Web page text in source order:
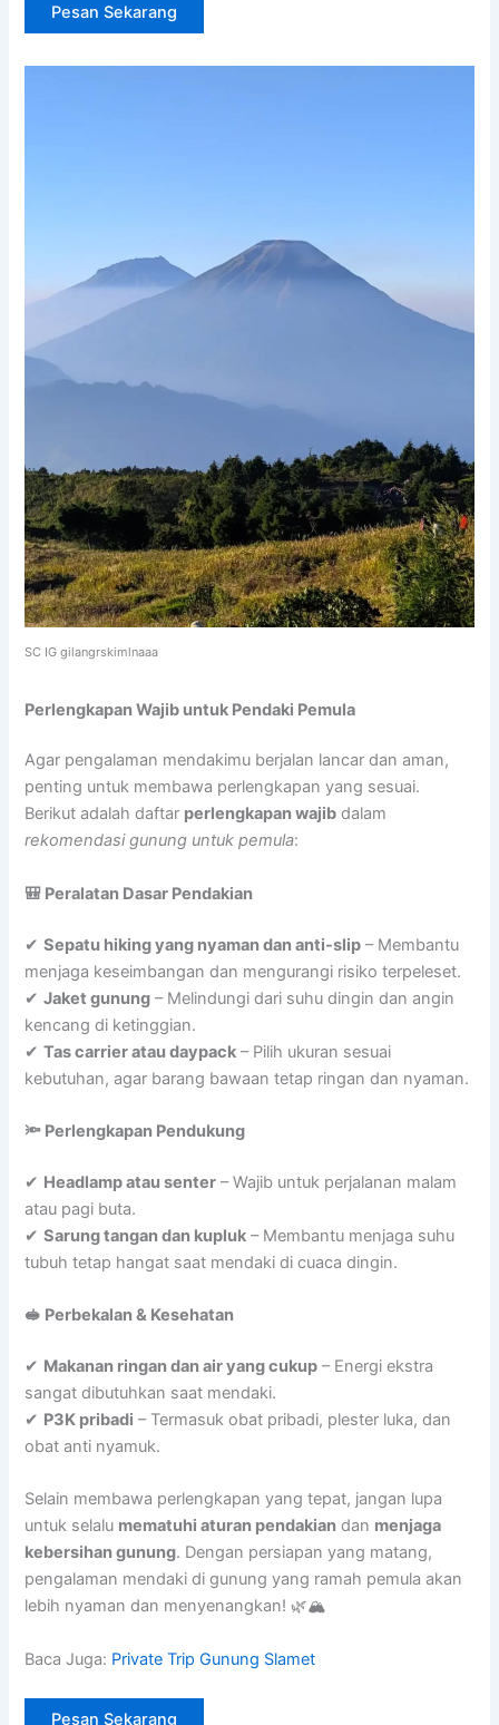
Pesan Sekarang
SC IG gilangrskimlnaaa
Perlengkapan Wajib untuk Pendaki Pemula
Agar pengalaman mendakimu berjalan lancar dan aman,
penting untuk membawa perlengkapan yang sesuai.
Berikut adalah daftar perlengkapan wajib dalam
rekomendasi gunung untuk pemula:
🎒 Peralatan Dasar Pendakian
✔Sepatu hiking yang nyaman dan anti-slip – Membantu
menjaga keseimbangan dan mengurangi risiko terpeleset.
✔Jaket gunung – Melindungi dari suhu dingin dan angin
kencang di ketinggian.
✔Tas carrier atau daypack – Pilih ukuran sesuai
kebutuhan, agar barang bawaan tetap ringan dan nyaman.
🔦 Perlengkapan Pendukung
✔ Headlamp atau senter – Wajib untuk perjalanan malam
atau pagi buta.
✔Sarung tangan dan kupluk – Membantu menjaga suhu
tubuh tetap hangat saat mendaki di cuaca dingin.
🥪 Perbekalan & Kesehatan
✔ Makanan ringan dan air yang cukup – Energi ekstra
sangat dibutuhkan saat mendaki.
✔ P3K pribadi – Termasuk obat pribadi, plester luka, dan
obat anti nyamuk.
Selain membawa perlengkapan yang tepat, jangan lupa
untuk selalu mematuhi aturan pendakian dan menjaga
kebersihan gunung. Dengan persiapan yang matang,
pengalaman mendaki di gunung yang ramah pemula akan
lebih nyaman dan menyenangkan! 🌿🏔
Baca Juga: Private Trip Gunung Slamet
Pesan Sekarang